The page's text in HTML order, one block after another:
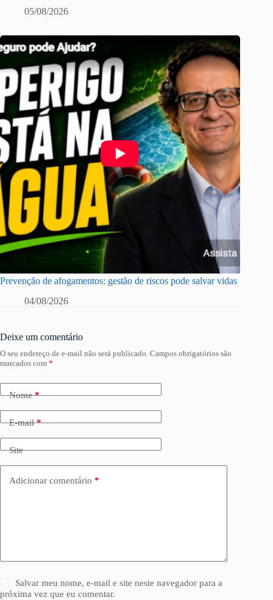
05/08/2026
Prevenção de afogamentos: gestão de riscos pode salvar vidas
04/08/2026
Deixe um comentário
O seu endereço de e-mail não será publicado. Campos obrigatórios são
marcados com *
Nome*
E-mail*
Site
Adicionar comentário *
Salvar meu nome, e-mail e site neste navegador para a
próxima vez que eu comentar.